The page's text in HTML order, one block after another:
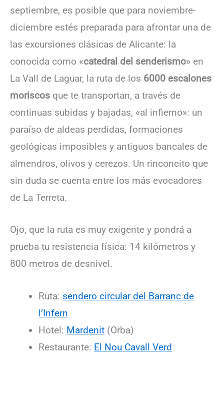
septiembre, es posible que para noviembre-
diciembre estés preparada para afrontar una de
las excursiones clásicas de Alicante: la
conocida como «catedral del senderismo» en
La Vall de Laguar, la ruta de los 6000 escalones
moriscos que te transportan, a través de
continuas subidas y bajadas, «al infierno»: un
paraíso de aldeas perdidas, formaciones
geológicas imposibles y antiguos bancales de
almendros, olivos y cerezos. Un rinconcito que
sin duda se cuenta entre los más evocadores
de La Terreta.
Ojo, que la ruta es muy exigente y pondrá a
prueba tu resistencia física: 14 kilómetros y
800 metros de desnivel.
Ruta: sendero circular del Barranc de
l’Infern
Hotel: Mardenit (Orba)
Restaurante: El Nou Cavall Verd